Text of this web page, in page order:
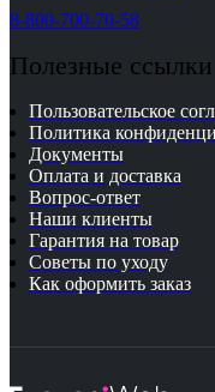
8-800-700-70-58
Полезные ссылки
Пользовательское
Политика
Документы
Оплата и доставка
Вопрос-ответ
Наши клиенты
Гарантия на товар
Советы по уходу
Как оформить заказ